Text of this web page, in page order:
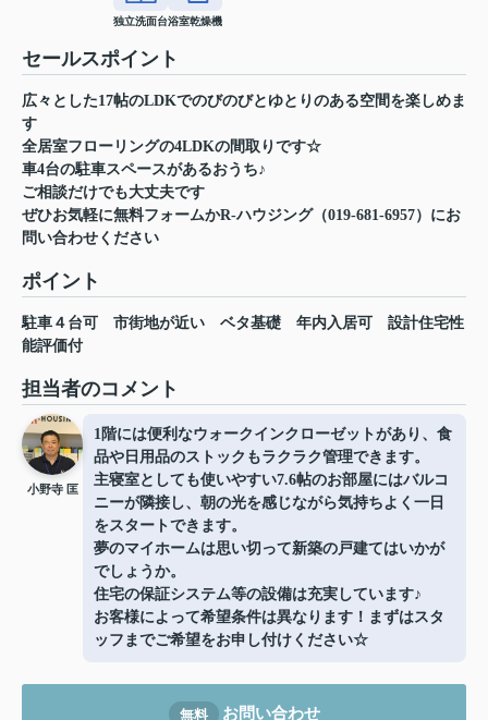
独立洗面台浴室乾燥機
セールスポイント
広々とした17帖のLDKでのびのびとゆとりのある空間を楽しめま
す
全居室フローリングの4LDKの間取りです☆
車4台の駐車スペースがあるおうち♪
ご相談だけでも大丈夫です
ぜひお気軽に無料フォームかR‐ハウジング（019-681-6957）にお
問い合わせください
ポイント
駐車４台可 市街地が近い ベタ基礎 年内入居可
設計住宅性
能評価付
担当者のコメント
小野寺 匡
1階には便利なウォークインクローゼットがあり、食
品や日用品のストックもラクラク管理できます。
主寝室としても使いやすい7.6帖のお部屋にはバルコ
ニーが隣接し、朝の光を感じながら気持ちよく一日
をスタートできます。
夢のマイホームは思い切って新築の戸建てはいかが
でしょうか。
住宅の保証システム等の設備は充実しています♪
お客様によって希望条件は異なります！まずはスタ
ッフまでご希望をお申し付けください☆
無料 お問い合わせ